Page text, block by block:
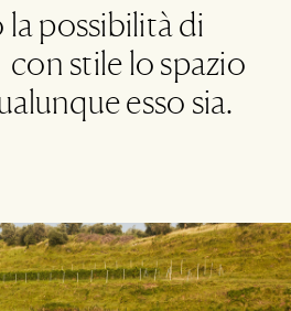
possibilità di
stile lo spazio
esso sia.